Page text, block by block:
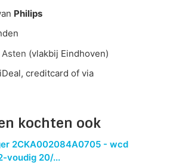
Philips
Asten (vlakbij Eindhoven)
creditcard of via
kochten ook
2CKA002084A0705 - wcd
voudig 20/...